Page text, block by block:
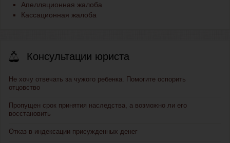
Апелляционная жалоба
Кассационная жалоба
Консультации юриста
Не хочу отвечать за чужого ребенка. Помогите оспорить
отцовство
Пропущен срок принятия наследства, а возможно ли его
восстановить
Отказ в индексации присужденных денег